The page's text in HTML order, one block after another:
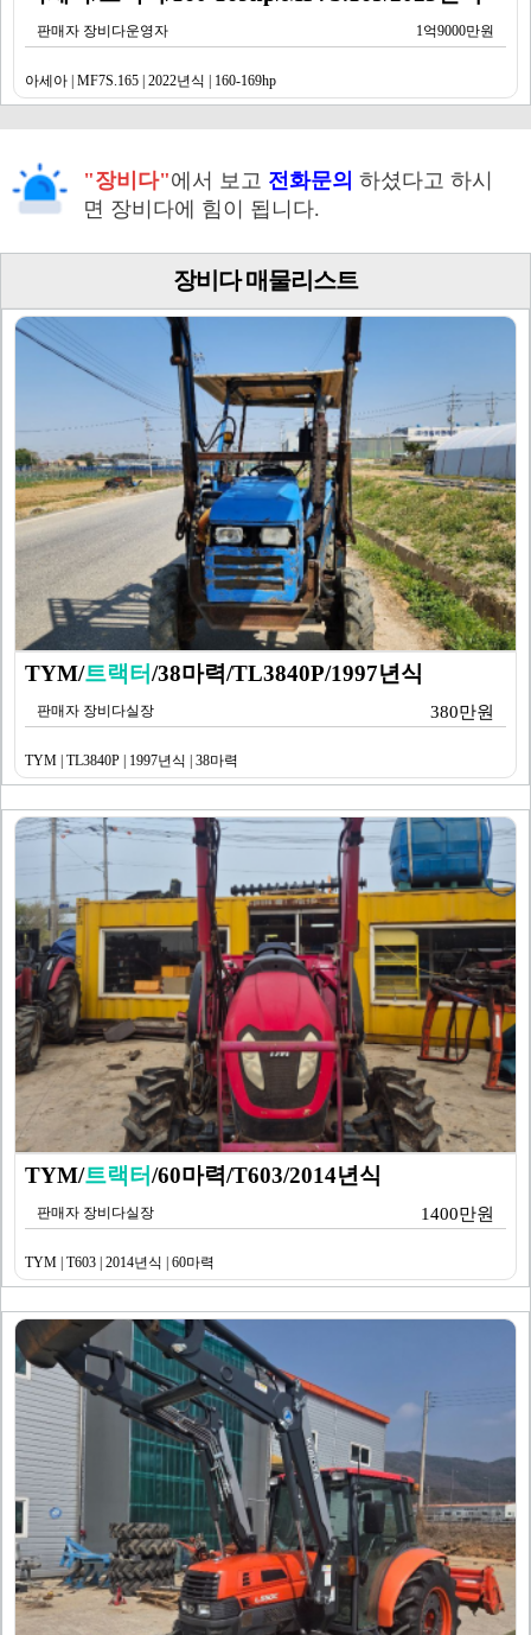
판매자 장비다운영자 1억9000만원
아세아 | MF7S.165 | 2022년식 | 160-169hp
"장비다"에서 보고 전화문의 하셨다고 하시
면 장비다에 힘이 됩니다.
장비다 매물리스트
TYM/트랙터/38마력/TL3840P/1997년식
판매자 장비다실장 380만원
TYM | TL3840P | 1997년식 | 38마력
TYM/트랙터/60마력/T603/2014년식
판매자 장비다실장 1400만원
TYM | T603 | 2014년식 | 60마력